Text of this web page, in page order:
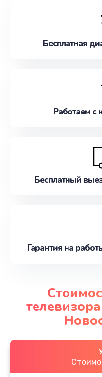
наилучшим образом.
Бесплатная
Работаем с
Бесплатный
Гарантия на